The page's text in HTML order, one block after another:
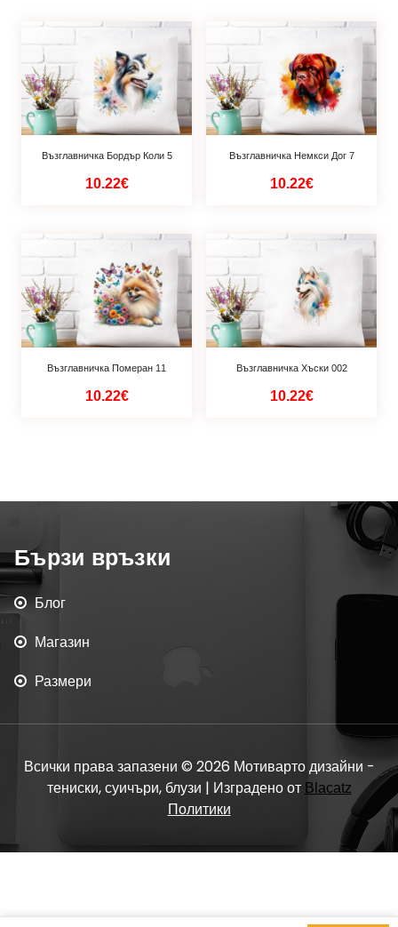
Възглавничка Бордър Коли 5
10.22€
Възглавничка Немкси Дог 7
10.22€
Възглавничка Померан 11
10.22€
Възглавничка Хъски 002
10.22€
Бързи връзки
Блог
Магазин
Размери
Всички права запазени © 2026 Мотиварто дизайни -
тениски, суичъри, блузи | Изградено от Blacatz
Политики